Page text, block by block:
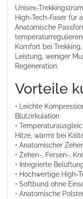
Unisex-
High-Tech-Faser für
Anatomische
Komfort bei
Leistung, weniger
Regeneration.
Vorteile
• Leichte
Blutzirkulation
•
Hitze, wärmt bei
• Anatomischer
• Zehen-, Fersen-,
• Integrierte
• Hochwertige High-
• Softbund ohne
• Anatomische